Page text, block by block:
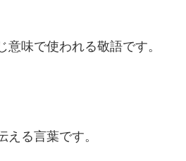
意味で使われる敬語です。
る言葉です。